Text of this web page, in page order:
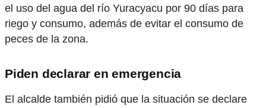
el uso del agua del río Yuracyacu por 90 días para
riego y consumo, además de evitar el consumo de
peces de la zona.
Piden declarar en emergencia
El alcalde también pidió que la situación se declare